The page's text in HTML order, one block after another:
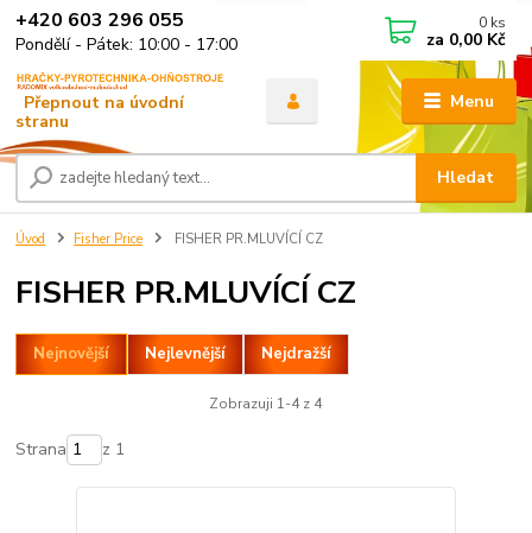
Menu
Hledat
+420 603 296 055
Pondělí - Pátek: 10:00 - 17:00
0 ks
za 0,00 Kč
Úvod Fisher Price FISHER PR.MLUVÍCÍ CZ
FISHER PR.MLUVÍCÍ CZ
Nejnovější Nejlevnější Nejdražší
Zobrazuji 1-4 z 4
Strana z 1